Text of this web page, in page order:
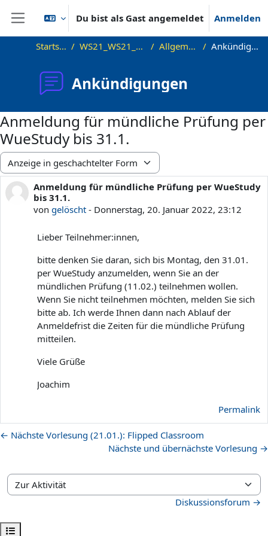
Zum Hauptinhalt
Website-Übersicht
Du bist als Gast angemeldet Anmelden
Kursindex öffnen
Startseite WS21_WS21_approx Allgemeines Ankündigungen
Ankündigungen
Anmeldung für mündliche Prüfung per
WueStudy bis 31.1.
Anzeigemodus
Anmeldung für mündliche Prüfung per WueStudy
bis 31.1.
von gelöscht- Donnerstag, 20. Januar 2022, 23:12
Anzahl Antworten: 0
Lieber Teilnehmer:innen,
bitte denken Sie daran, sich bis Montag, den 31.01.
per WueStudy anzumelden, wenn Sie an der
mündlichen Prüfung (11.02.) teilnehmen wollen.
Wenn Sie nicht teilnehmen möchten, melden Sie sich
bitte ab. Ich werde Ihnen dann nach Ablauf der
Anmeldefrist die Zeiten für die mündliche Prüfung
mitteilen.
Viele Grüße
Joachim
Permalink
← Nächste Vorlesung (21.01.): Flipped Classroom
Nächste und übernächste Vorlesung →
Zur Aktivität
Diskussionsforum →